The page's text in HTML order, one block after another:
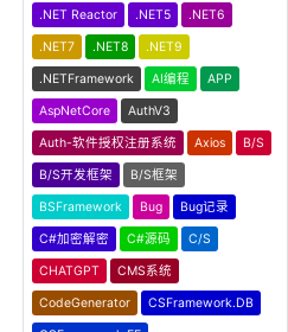
.NET Reactor .NET5 .NET6
.NET7 .NET8 .NET9
.NETFramework AI编程 APP
AspNetCore AuthV3
Auth-软件授权注册系统 Axios B/S
B/S开发框架 B/S框架
BSFramework Bug Bug记录
C#加密解密 C#源码 C/S
CHATGPT CMS系统
CodeGenerator CSFramework.DB